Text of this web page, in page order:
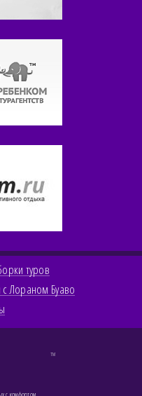
туров
Лораном Буаво
TM